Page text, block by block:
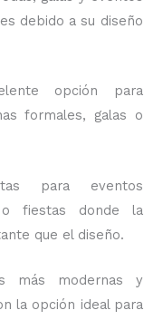
debido a su diseño
opción para
formales, galas o
para eventos
fiestas donde la
que el diseño.
más modernas y
la opción ideal para